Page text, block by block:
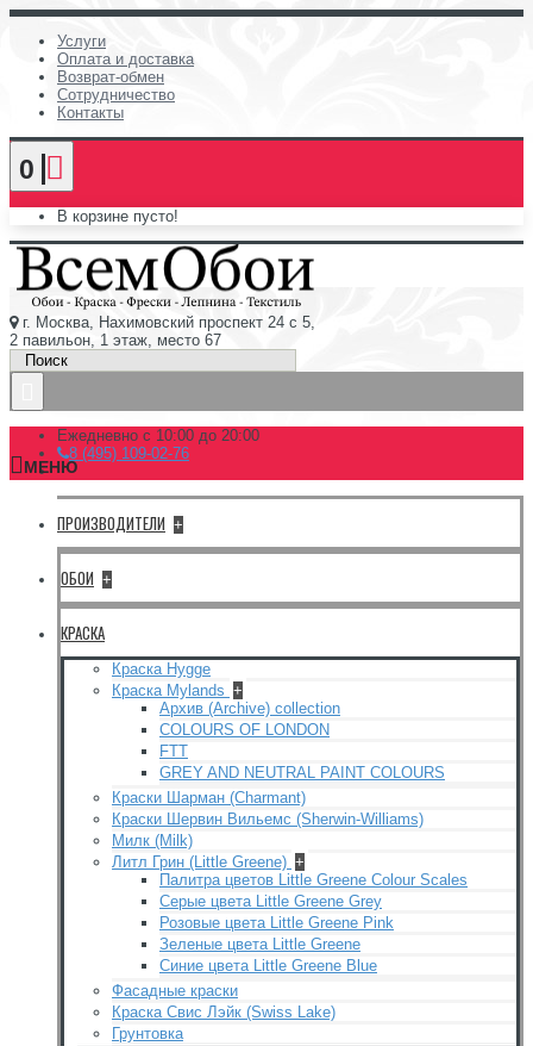
Услуги
Оплата и доставка
Возврат-обмен
Сотрудничество
Контакты
0
В корзине пусто!
г. Москва, Нахимовский проспект 24 с 5,
2 павильон, 1 этаж, место 67
Ежедневно с 10:00 до 20:00
8 (495) 109-02-76
МЕНЮ
ПРОИЗВОДИТЕЛИ +
ОБОИ +
КРАСКА
Краска Hygge
Краска Mylands +
Архив (Archive) collection
COLOURS OF LONDON
FTT
GREY AND NEUTRAL PAINT COLOURS
Краски Шарман (Charmant)
Краски Шервин Вильемс (Sherwin-Williams)
Милк (Milk)
Литл Грин (Little Greene) +
Палитра цветов Little Greene Colour Scales
Серые цвета Little Greene Grey
Розовые цвета Little Greene Pink
Зеленые цвета Little Greene
Синие цвета Little Greene Blue
Фасадные краски
Краска Свис Лэйк (Swiss Lake)
Грунтовка